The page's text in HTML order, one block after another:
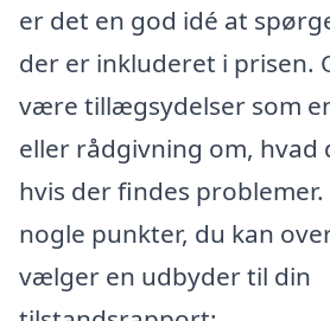
er det en god idé at
der er inkluderet i prisen.
være tillægsydelser som
eller rådgivning om, hvad
hvis der findes
nogle punkter, du kan
vælger en udbyder til din